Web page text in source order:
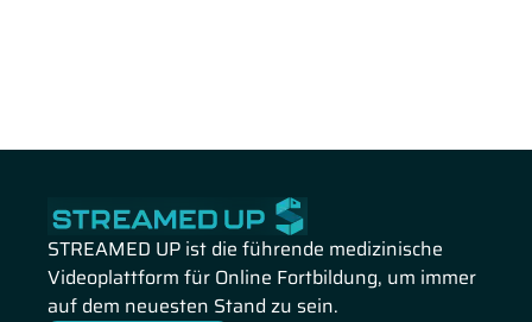
STREAMED UP ist die führende medizinische
Videoplattform für Online Fortbildung, um immer
auf dem neuesten Stand zu sein.